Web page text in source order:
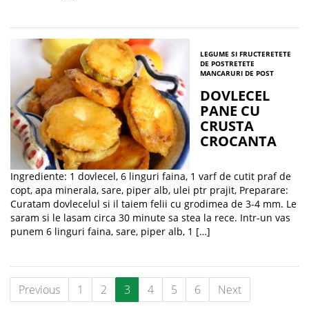
LEGUME SI FRUCTERETETE
DE POSTRETETE
MANCARURI DE POST
DOVLECEL
PANE CU
CRUSTA
CROCANTA
Ingrediente: 1 dovlecel, 6 linguri faina, 1 varf de cutit praf de
copt, apa minerala, sare, piper alb, ulei ptr prajit, Preparare:
Curatam dovlecelul si il taiem felii cu grodimea de 3-4 mm. Le
saram si le lasam circa 30 minute sa stea la rece. Intr-un vas
punem 6 linguri faina, sare, piper alb, 1 […]
Previous 1 2 3 4 5 6 Next